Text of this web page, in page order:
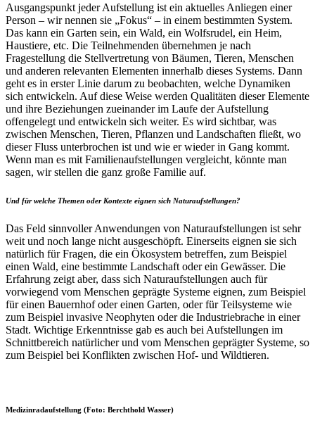
Ausgangspunkt jeder Aufstellung ist ein aktuelles Anliegen einer
Person – wir nennen sie „Fokus“ – in einem bestimmten System.
Das kann ein Garten sein, ein Wald, ein Wolfsrudel, ein Heim,
Haustiere, etc. Die Teilnehmenden übernehmen je nach
Fragestellung die Stellvertretung von Bäumen, Tieren, Menschen
und anderen relevanten Elementen innerhalb dieses Systems. Dann
geht es in erster Linie darum zu beobachten, welche Dynamiken
sich entwickeln. Auf diese Weise werden Qualitäten dieser Elemente
und ihre Beziehungen zueinander im Laufe der Aufstellung
offengelegt und entwickeln sich weiter. Es wird sichtbar, was
zwischen Menschen, Tieren, Pflanzen und Landschaften fließt, wo
dieser Fluss unterbrochen ist und wie er wieder in Gang kommt.
Wenn man es mit Familienaufstellungen vergleicht, könnte man
sagen, wir stellen die ganz große Familie auf.
Und für welche Themen oder Kontexte eignen sich Naturaufstellungen?
Das Feld sinnvoller Anwendungen von Naturaufstellungen ist sehr
weit und noch lange nicht ausgeschöpft. Einerseits eignen sie sich
natürlich für Fragen, die ein Ökosystem betreffen, zum Beispiel
einen Wald, eine bestimmte Landschaft oder ein Gewässer. Die
Erfahrung zeigt aber, dass sich Naturaufstellungen auch für
vorwiegend vom Menschen geprägte Systeme eignen, zum Beispiel
für einen Bauernhof oder einen Garten, oder für Teilsysteme wie
zum Beispiel invasive Neophyten oder die Industriebrache in einer
Stadt. Wichtige Erkenntnisse gab es auch bei Aufstellungen im
Schnittbereich natürlicher und vom Menschen geprägter Systeme, so
zum Beispiel bei Konflikten zwischen Hof- und Wildtieren.
Medizinradaufstellung (Foto: Berchthold Wasser)